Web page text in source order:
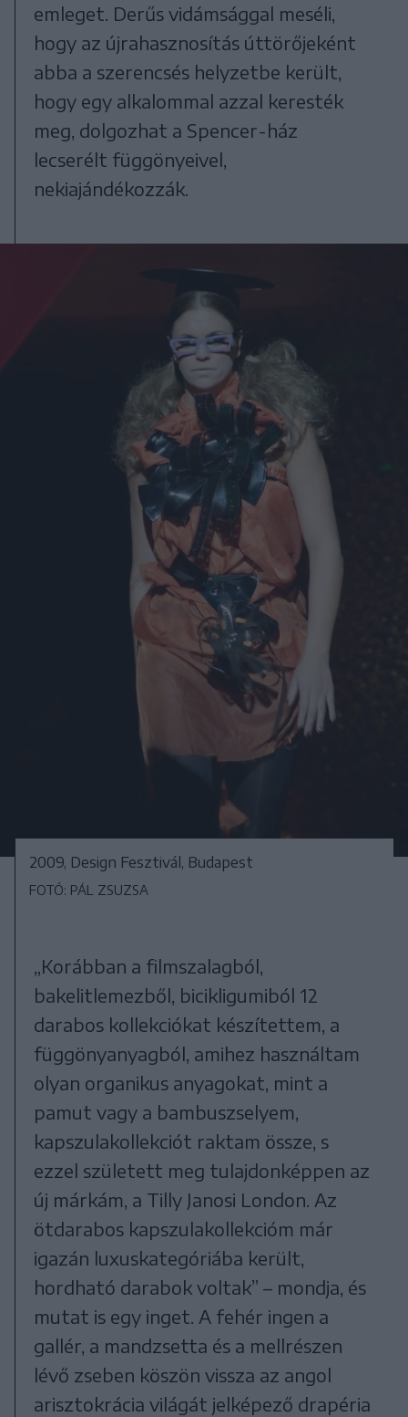
emleget. Derűs vidámsággal meséli,
hogy az újrahasznosítás úttörőjeként
abba a szerencsés helyzetbe került,
hogy egy alkalommal azzal keresték
meg, dolgozhat a Spencer-ház
lecserélt függönyeivel,
nekiajándékozzák.
2009, Design Fesztivál, Budapest
FOTÓ: PÁL ZSUZSA
„Korábban a filmszalagból,
bakelitlemezből, bicikligumiból 12
darabos kollekciókat készítettem, a
függönyanyagból, amihez használtam
olyan organikus anyagokat, mint a
pamut vagy a bambuszselyem,
kapszulakollekciót raktam össze, s
ezzel született meg tulajdonképpen az
új márkám, a Tilly Janosi London. Az
ötdarabos kapszulakollekcióm már
igazán luxuskategóriába került,
hordható darabok voltak” – mondja, és
mutat is egy inget. A fehér ingen a
gallér, a mandzsetta és a mellrészen
lévő zseben köszön vissza az angol
arisztokrácia világát jelképező drapéria